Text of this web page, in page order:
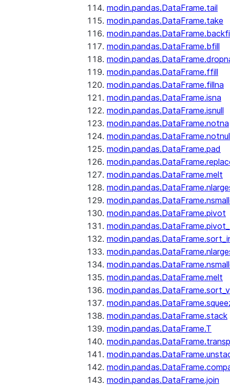
modin.pandas.DataFrame.tail
modin.pandas.DataFrame.take
modin.pandas.DataFrame.bfill
modin.pandas.DataFrame.ffill
modin.pandas.DataFrame.fillna
modin.pandas.DataFrame.isna
modin.pandas.DataFrame.isnull
modin.pandas.DataFrame.notna
modin.pandas.DataFrame.pad
modin.pandas.DataFrame.melt
modin.pandas.DataFrame.pivot
modin.pandas.DataFrame.melt
modin.pandas.DataFrame.stack
modin.pandas.DataFrame.T
modin.pandas.DataFrame.join